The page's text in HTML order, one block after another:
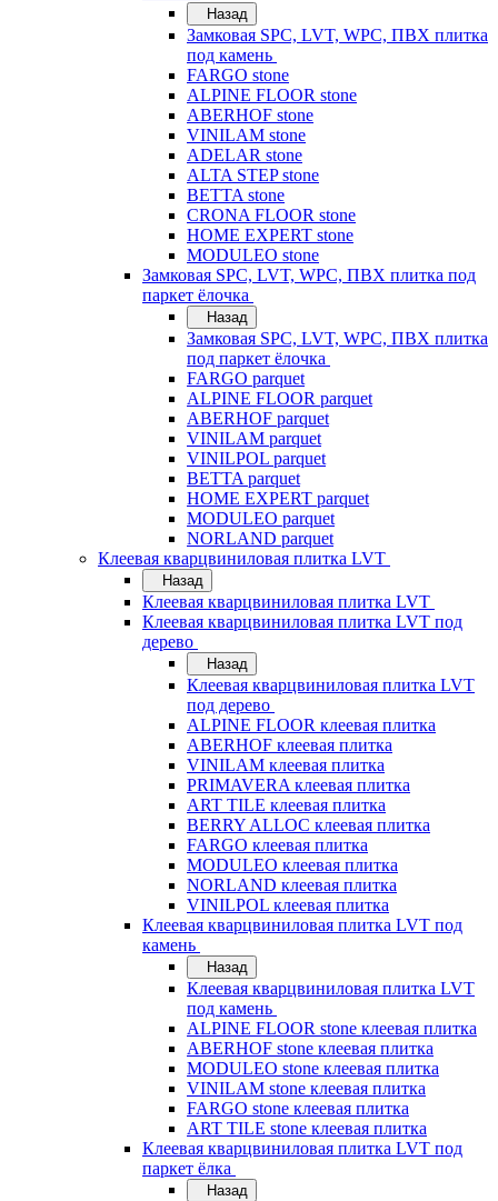
Назад
Замковая SPC, LVT, WPC, ПВХ плитка
под камень
FARGO stone
ALPINE FLOOR stone
ABERHOF stone
VINILAM stone
ADELAR stone
ALTA STEP stone
BETTA stone
CRONA FLOOR stone
HOME EXPERT stone
MODULEO stone
Замковая SPC, LVT, WPC, ПВХ плитка под
паркет ёлочка
Назад
Замковая SPC, LVT, WPC, ПВХ плитка
под паркет ёлочка
FARGO parquet
ALPINE FLOOR parquet
ABERHOF parquet
VINILAM parquet
VINILPOL parquet
BETTA parquet
HOME EXPERT parquet
MODULEO parquet
NORLAND parquet
Клеевая кварцвиниловая плитка LVT
Назад
Клеевая кварцвиниловая плитка LVT
Клеевая кварцвиниловая плитка LVT под
дерево
Назад
Клеевая кварцвиниловая плитка LVT
под дерево
ALPINE FLOOR клеевая плитка
ABERHOF клеевая плитка
VINILAM клеевая плитка
PRIMAVERA клеевая плитка
ART TILE клеевая плитка
BERRY ALLOC клеевая плитка
FARGO клеевая плитка
MODULEO клеевая плитка
NORLAND клеевая плитка
VINILPOL клеевая плитка
Клеевая кварцвиниловая плитка LVT под
камень
Назад
Клеевая кварцвиниловая плитка LVT
под камень
ALPINE FLOOR stone клеевая плитка
ABERHOF stone клеевая плитка
MODULEO stone клеевая плитка
VINILAM stone клеевая плитка
FARGO stone клеевая плитка
ART TILE stone клеевая плитка
Клеевая кварцвиниловая плитка LVT под
паркет ёлка
Назад